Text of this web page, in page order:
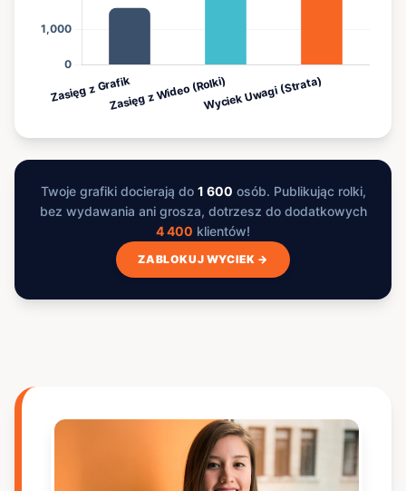
Twoje grafiki docierają do 1 600 osób. Publikując rolki,
bez wydawania ani grosza, dotrzesz do dodatkowych
4 400 klientów!
ZABLOKUJ WYCIEK →